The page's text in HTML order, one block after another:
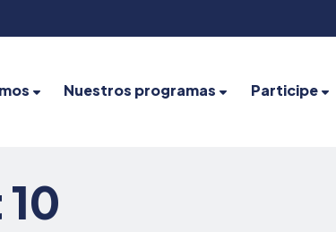
Nuestros programas Participe